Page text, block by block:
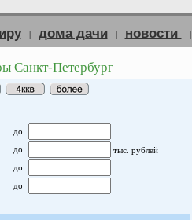
| дома дачи | новости |
Санкт-Петербург
до
до тыс. рублей
до
до